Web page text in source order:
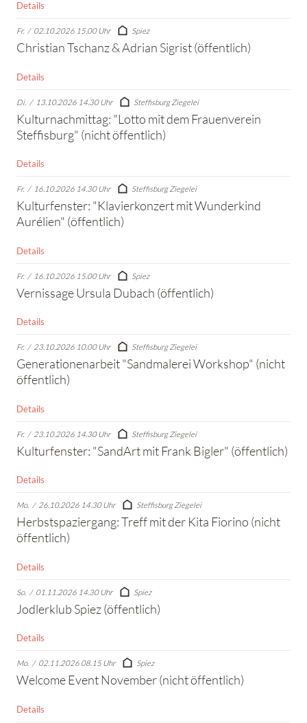
Details
Fr. / 02.10.2026 15.00 Uhr Spiez
Christian Tschanz & Adrian Sigrist (öffentlich)
Details
Di. / 13.10.2026 14.30 Uhr Steffisburg Ziegelei
Kulturnachmittag: "Lotto mit dem Frauenverein
Steffisburg" (nicht öffentlich)
Details
Fr. / 16.10.2026 14.30 Uhr Steffisburg Ziegelei
Kulturfenster: "Klavierkonzert mit Wunderkind
Aurélien" (öffentlich)
Details
Fr. / 16.10.2026 15.00 Uhr Spiez
Vernissage Ursula Dubach (öffentlich)
Details
Fr. / 23.10.2026 10.00 Uhr Steffisburg Ziegelei
Generationenarbeit "Sandmalerei Workshop" (nicht
öffentlich)
Details
Fr. / 23.10.2026 14.30 Uhr Steffisburg Ziegelei
Kulturfenster: "SandArt mit Frank Bigler" (öffentlich)
Details
Mo. / 26.10.2026 14.30 Uhr Steffisburg Ziegelei
Herbstspaziergang: Treff mit der Kita Fiorino (nicht
öffentlich)
Details
So. / 01.11.2026 14.30 Uhr Spiez
Jodlerklub Spiez (öffentlich)
Details
Mo. / 02.11.2026 08.15 Uhr Spiez
Welcome Event November (nicht öffentlich)
Details